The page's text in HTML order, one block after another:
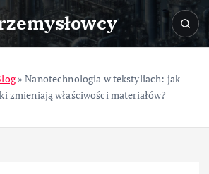
»Nanotechnologia w tekstyliach: jak
zmieniają właściwości materiałów?